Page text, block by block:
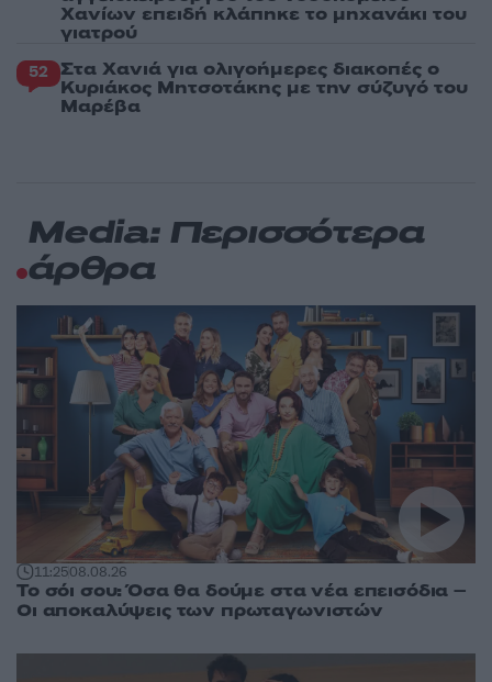
Χανίων επειδή κλάπηκε το μηχανάκι του
γιατρού
52 Στα Χανιά για ολιγοήμερες διακοπές ο
Κυριάκος Μητσοτάκης με την σύζυγό του
Μαρέβα
Media: Περισσότερα
άρθρα
11:2508.08.26
Το σόι σου: Όσα θα δούμε στα νέα επεισόδια –
Οι αποκαλύψεις των πρωταγωνιστών